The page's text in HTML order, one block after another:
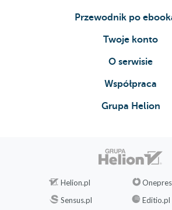
Przewodnik po
Twoje konto
O serwisie
Współpraca
Grupa Helion
Helion.pl
Sensus.pl
Editio.pl